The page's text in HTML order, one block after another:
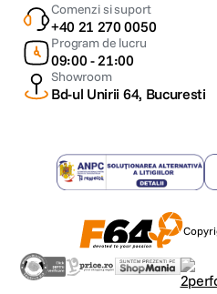
Comenzi si suport
+40 21 270 0050
Program de lucru
09:00 - 21:00
Showroom
Bd-ul Unirii 64, Bucuresti